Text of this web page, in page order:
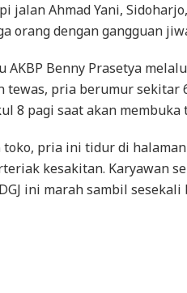
jalan Ahmad Yani,
orang dengan gangguan
AKBP Benny Prasetya
tewas, pria berumur
8 pagi saat akan membuka
pria ini tidur di
kesakitan. Karyawan
ini marah sambil sesekali